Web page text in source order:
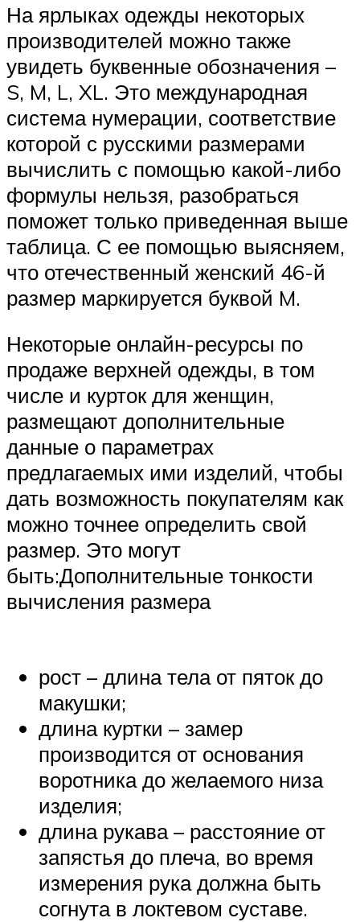
На ярлыках одежды некоторых
производителей можно также
увидеть буквенные обозначения –
S, M, L, XL. Это международная
система нумерации, соответствие
которой с русскими размерами
вычислить с помощью какой-либо
формулы нельзя, разобраться
поможет только приведенная выше
таблица. С ее помощью выясняем,
что отечественный женский 46-й
размер маркируется буквой M.
Некоторые онлайн-ресурсы по
продаже верхней одежды, в том
числе и курток для женщин,
размещают дополнительные
данные о параметрах
предлагаемых ими изделий, чтобы
дать возможность покупателям как
можно точнее определить свой
размер. Это могут
быть:Дополнительные тонкости
вычисления размера
рост – длина тела от пяток до
макушки;
длина куртки – замер
производится от основания
воротника до желаемого низа
изделия;
длина рукава – расстояние от
запястья до плеча, во время
измерения рука должна быть
согнута в локтевом суставе.